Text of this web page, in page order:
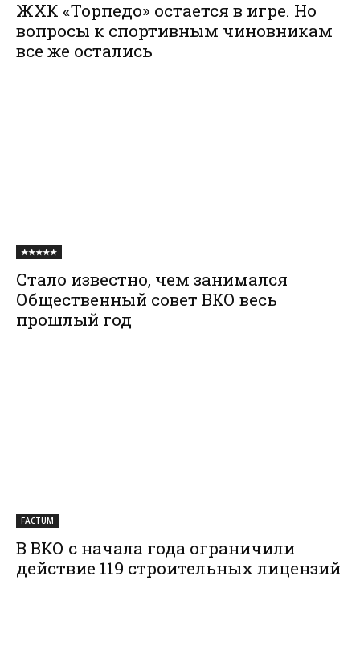
ЖХК «Торпедо» остается в игре. Но
вопросы к спортивным чиновникам
все же остались
★★★★★
Стало известно, чем занимался
Общественный совет ВКО весь
прошлый год
FACTUM
В ВКО с начала года ограничили
действие 119 строительных лицензий